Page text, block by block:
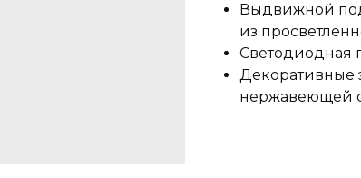
Выдвижной
из
Светодиодная
Декоративные
нержавеющей